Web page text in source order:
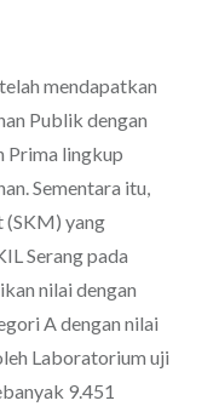
mendapatkan
Publik dengan
Prima lingkup
Sementara itu,
(SKM) yang
Serang pada
nilai dengan
A dengan nilai
Laboratorium uji
9.451